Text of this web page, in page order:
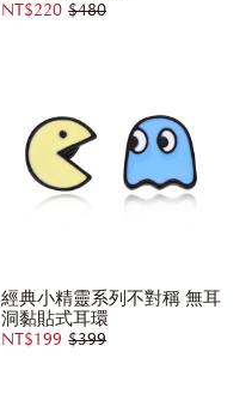
NT$220 $480
經典小精靈系列不對稱 無耳
洞黏貼式耳環
NT$199 $399